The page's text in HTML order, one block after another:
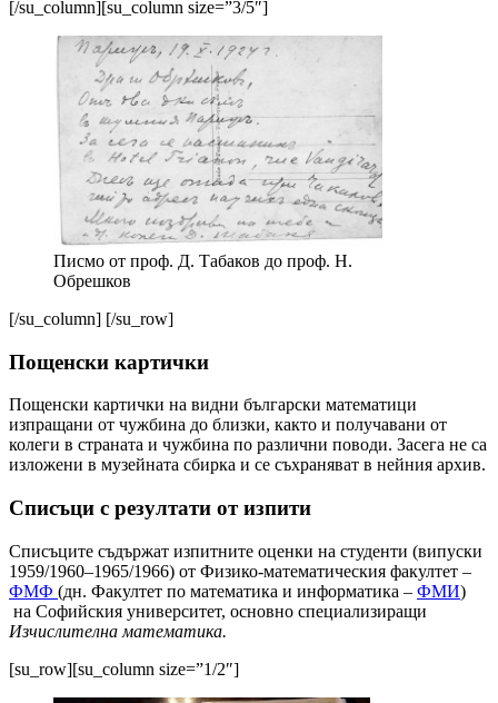
[/su_column][su_column size=”3/5″]
Писмо от проф. Д. Табаков до проф. Н.
Обрешков
[/su_column] [/su_row]
Пощенски картички
Пощенски картички на видни български математици
изпращани от чужбина до близки, както и получавани от
колеги в страната и чужбина по различни поводи. Засега не са
изложени в музейната сбирка и се съхраняват в нейния архив.
Списъци с резултати от изпити
Списъците съдържат изпитните оценки на студенти (випуски
1959/1960–1965/1966) от Физико-математическия факултет –
ФМФ (дн. Факултет по математика и информатика – ФМИ)
на Софийския университет, основно специализиращи
Изчислителна математика.
[su_row][su_column size=”1/2″]